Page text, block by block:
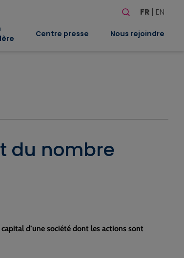
Rechercher
FR EN
Centre presse Nous rejoindre
du nombre
d’une société dont les actions sont